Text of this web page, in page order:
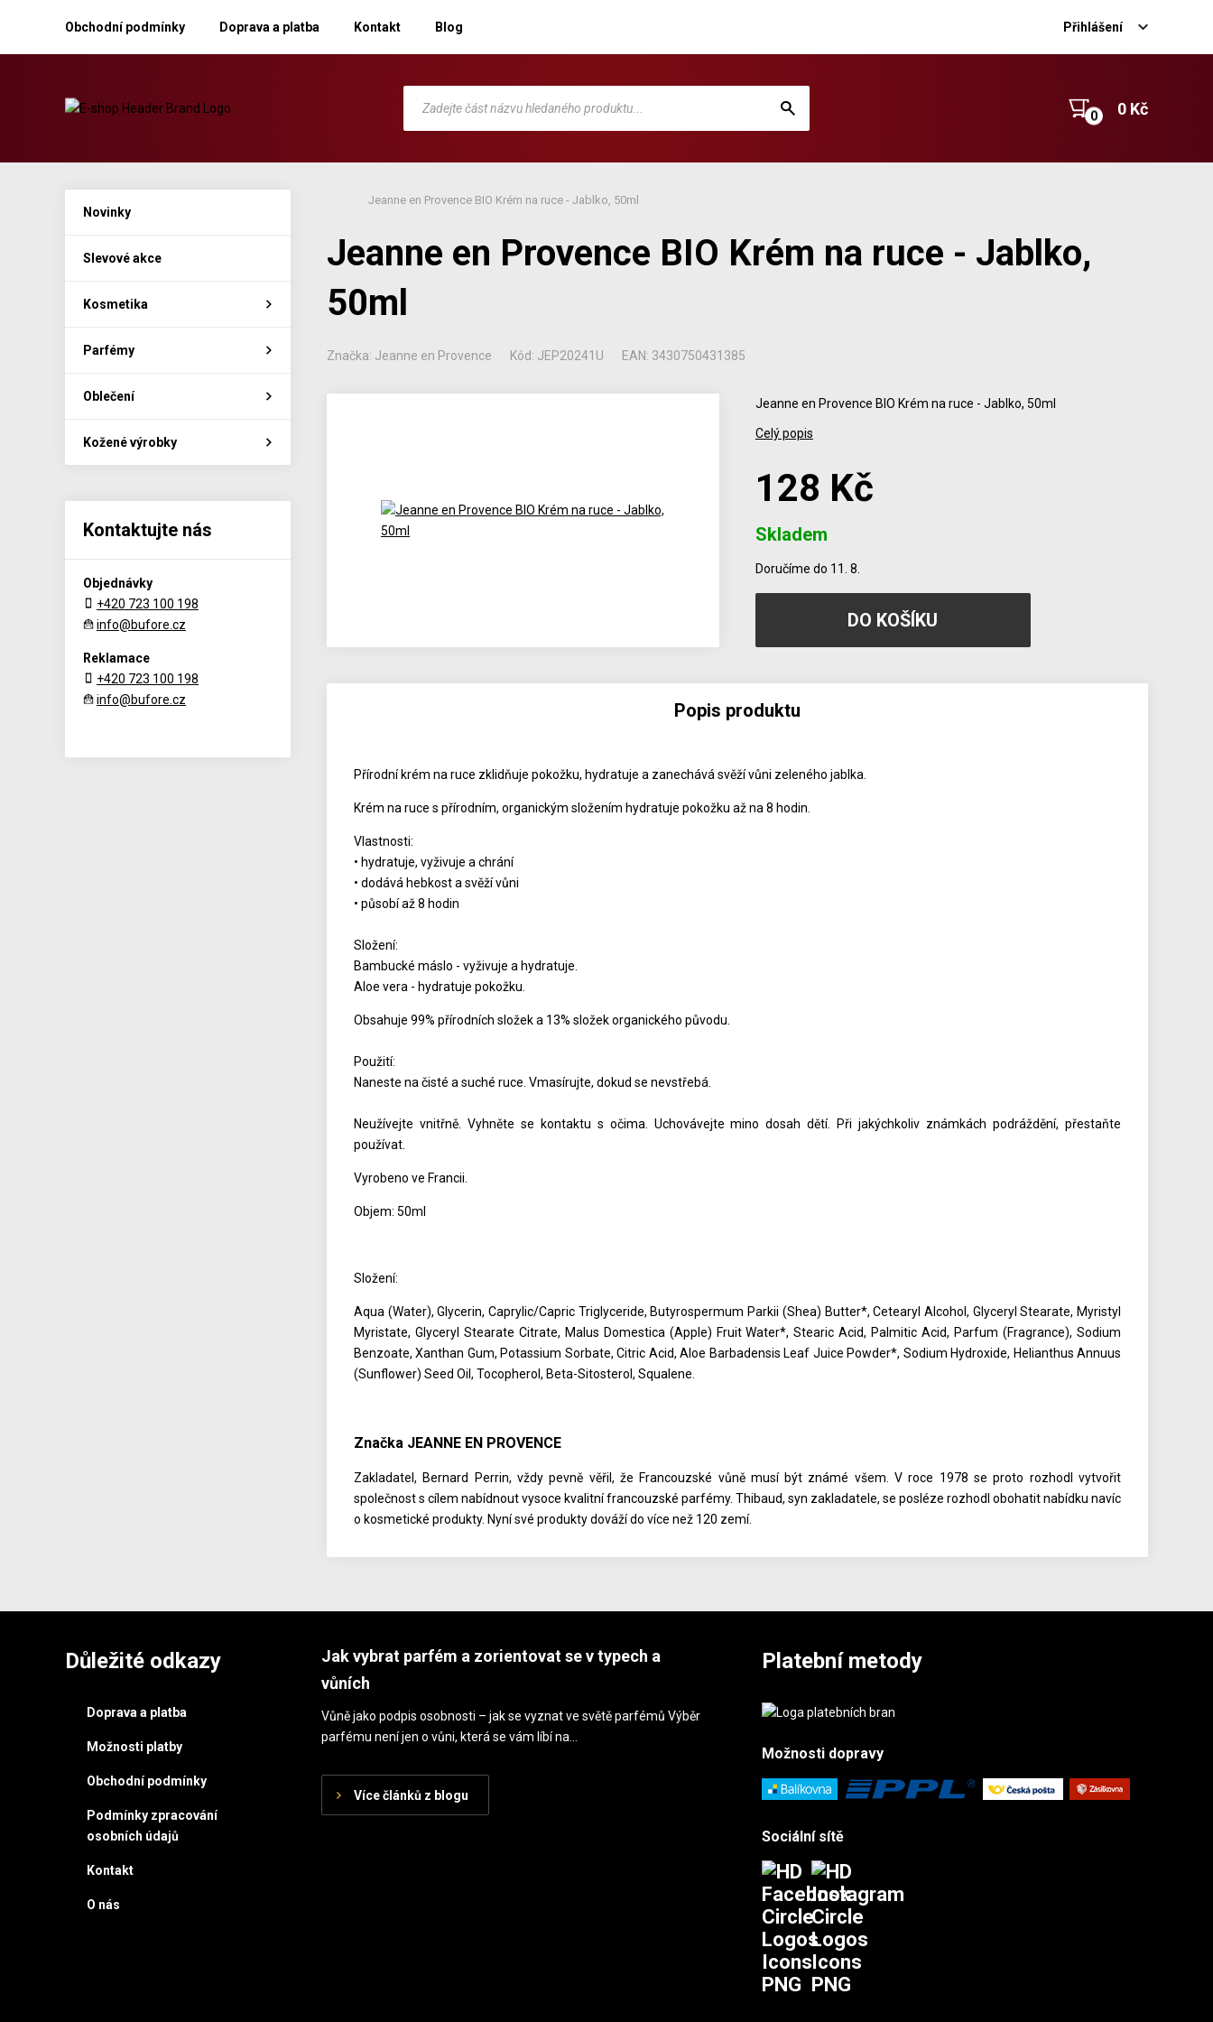
Obchodní podmínky Doprava a platba Kontakt Blog Přihlášení
0 Kč
Jeanne en Provence BIO Krém na ruce - Jablko, 50ml
Jeanne en Provence BIO Krém na ruce - Jablko,
50ml
Značka: Jeanne en Provence Kód: JEP20241U EAN: 3430750431385
Jeanne en Provence BIO Krém na ruce - Jablko, 50ml
Celý popis
128 Kč
Skladem
Doručíme do 11. 8.
Popis produktu
Přírodní krém na ruce zklidňuje pokožku, hydratuje a zanechává svěží vůni zeleného jablka.
Krém na ruce s přírodním, organickým složením hydratuje pokožku až na 8 hodin.
Vlastnosti:
• hydratuje, vyživuje a chrání
• dodává hebkost a svěží vůni
• působí až 8 hodin
Složení:
Bambucké máslo - vyživuje a hydratuje.
Aloe vera - hydratuje pokožku.
Obsahuje 99% přírodních složek a 13% složek organického původu.
Použití:
Naneste na čisté a suché ruce. Vmasírujte, dokud se nevstřebá.
Neužívejte vnitřně. Vyhněte se kontaktu s očima. Uchovávejte mino dosah dětí. Při jakýchkoliv známkách podráždění, přestaňte
používat.
Vyrobeno ve Francii.
Objem: 50ml
Složení:
Aqua (Water), Glycerin, Caprylic/Capric Triglyceride, Butyrospermum Parkii (Shea) Butter*, Cetearyl Alcohol, Glyceryl Stearate, Myristyl
Myristate, Glyceryl Stearate Citrate, Malus Domestica (Apple) Fruit Water*, Stearic Acid, Palmitic Acid, Parfum (Fragrance), Sodium
Benzoate, Xanthan Gum, Potassium Sorbate, Citric Acid, Aloe Barbadensis Leaf Juice Powder*, Sodium Hydroxide, Helianthus Annuus
(Sunflower) Seed Oil, Tocopherol, Beta-Sitosterol, Squalene.
Značka JEANNE EN PROVENCE
Zakladatel, Bernard Perrin, vždy pevně věřil, že Francouzské vůně musí být známé všem. V roce 1978 se proto rozhodl vytvořit
společnost s cílem nabídnout vysoce kvalitní francouzské parfémy. Thibaud, syn zakladatele, se posléze rozhodl obohatit nabídku navíc
o kosmetické produkty. Nyní své produkty dováží do více než 120 zemí.
Novinky
Slevové akce
Kosmetika
Parfémy
Oblečení
Kožené výrobky
Kontaktujte nás
Objednávky
+420 723 100 198
info@bufore.cz
Reklamace
+420 723 100 198
info@bufore.cz
Důležité odkazy
Doprava a platba
Možnosti platby
Obchodní podmínky
Podmínky zpracování
osobních údajů
Kontakt
O nás
Jak vybrat parfém a zorientovat se v typech a
vůních
Vůně jako podpis osobnosti – jak se vyznat ve světě parfémů Výběr
parfému není jen o vůni, která se vám líbí na…
Více článků z blogu
Platební metody
Možnostidopravy
Sociální sítě